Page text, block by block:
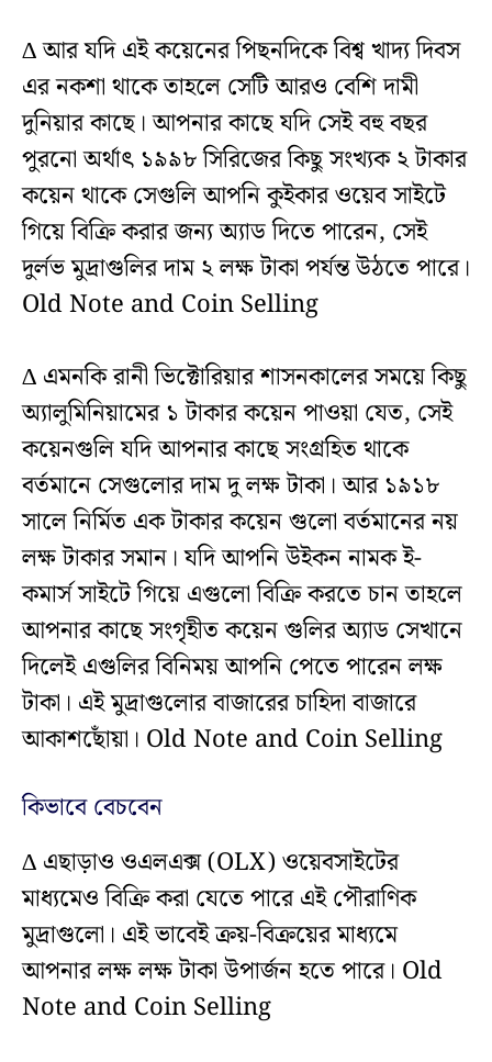
∆ আর যদি এই কয়েনের পিছনদিকে বিশ্ব খাদ্য দিবস
এর নকশা থাকে তাহলে সেটি আরও বেশি দামী
দুনিয়ার কাছে। আপনার কাছে যদি সেই বহু বছর
পুরনো অর্থাৎ ১৯৯৮ সিরিজের কিছু সংখ্যক ২ টাকার
কয়েন থাকে সেগুলি আপনি কুইকার ওয়েব সাইটে
গিয়ে বিক্রি করার জন্য অ্যাড দিতে পারেন, সেই
দুর্লভ মুদ্রাগুলির দাম ২ লক্ষ টাকা পর্যন্ত উঠতে পারে।
Old Note and Coin Selling
∆ এমনকি রানী ভিক্টোরিয়ার শাসনকালের সময়ে কিছু
অ্যালুমিনিয়ামের ১ টাকার কয়েন পাওয়া যেত, সেই
কয়েনগুলি যদি আপনার কাছে সংগ্রহিত থাকে
বর্তমানে সেগুলোর দাম দু লক্ষ টাকা। আর ১৯১৮
সালে নির্মিত এক টাকার কয়েন গুলো বর্তমানের নয়
লক্ষ টাকার সমান। যদি আপনি উইকন নামক ই-
কমার্স সাইটে গিয়ে এগুলো বিক্রি করতে চান তাহলে
আপনার কাছে সংগৃহীত কয়েন গুলির অ্যাড সেখানে
দিলেই এগুলির বিনিময় আপনি পেতে পারেন লক্ষ
টাকা। এই মুদ্রাগুলোর বাজারের চাহিদা বাজারে
আকাশছোঁয়া। Old Note and Coin Selling
কিভাবে বেচবেন
∆ এছাড়াও ওএলএক্স (OLX) ওয়েবসাইটের
মাধ্যমেও বিক্রি করা যেতে পারে এই পৌরাণিক
মুদ্রাগুলো। এই ভাবেই ক্রয়-বিক্রয়ের মাধ্যমে
আপনার লক্ষ লক্ষ টাকা উপার্জন হতে পারে। Old
Note and Coin Selling